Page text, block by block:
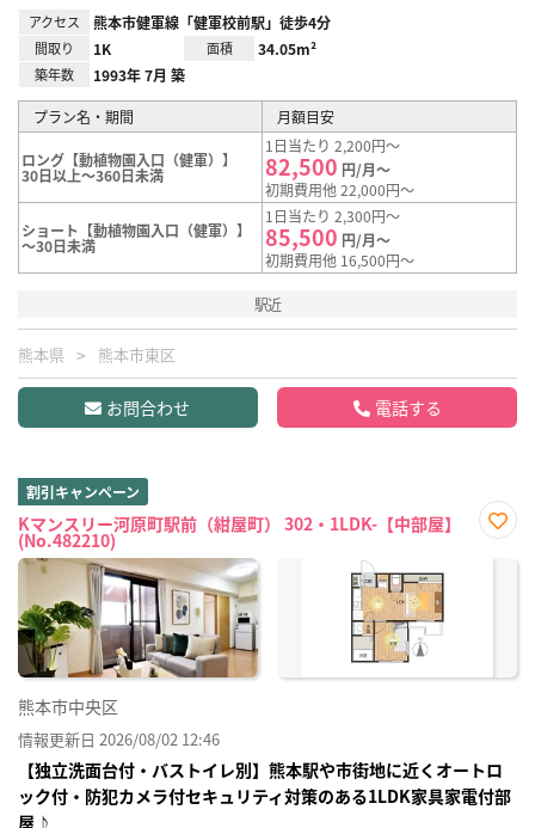
アクセス 熊本市健軍線「健軍校前駅」徒歩4分
間取り 1K 面積 34.05m²
築年数 1993年 7月 築
プラン名・期間 月額目安
ロング【動植物園入口（健軍）】
30日以上～360日未満
1日当たり 2,200円～
82,500 円/月～
初期費用他 22,000円～
ショート【動植物園入口（健軍）】
～30日未満
1日当たり 2,300円～
85,500 円/月～
初期費用他 16,500円～
駅近
熊本県 熊本市東区
お問合わせ 電話する
割引キャンペーン
Kマンスリー河原町駅前（紺屋町） 302・1LDK-【中部屋】
(No.482210)
に入
熊本市中央区
情報更新日 2026/08/02 12:46
【独立洗面台付・バストイレ別】熊本駅や市街地に近くオートロ
ック付・防犯カメラ付セキュリティ対策のある1LDK家具家電付部
屋♪